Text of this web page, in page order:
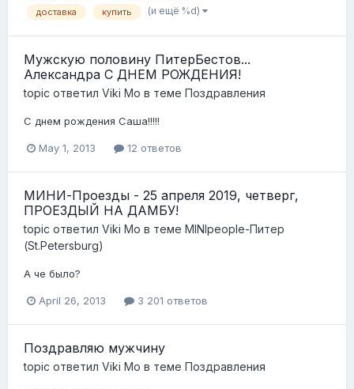
доставка купить (и ещё %d)
Мужскую половину ПитерБестов...
Александра С ДНЕМ РОЖДЕНИЯ!
topic ответил Viki Mo в теме Поздравления
С днем рождения Саша!!!!!
May 1, 2013 12 ответов
МИНИ-Проезды - 25 апреля 2019, четверг,
ПРОЕЗДЫЙ НА ДАМБУ!
topic ответил Viki Mo в теме MINIpeople-Питер
(St.Petersburg)
А че было?
April 26, 2013 3 201 ответов
Поздравляю мужчину
topic ответил Viki Mo в теме Поздравления